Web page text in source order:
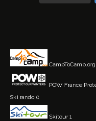
CampToCamp.org
POW France
Ski rando 0
Skitour1